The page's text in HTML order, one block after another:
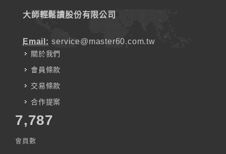
大師輕鬆讀股份有限公司
Email: service@master60.com.tw
關於我們
會員條款
交易條款
合作提案
7,787
會員數